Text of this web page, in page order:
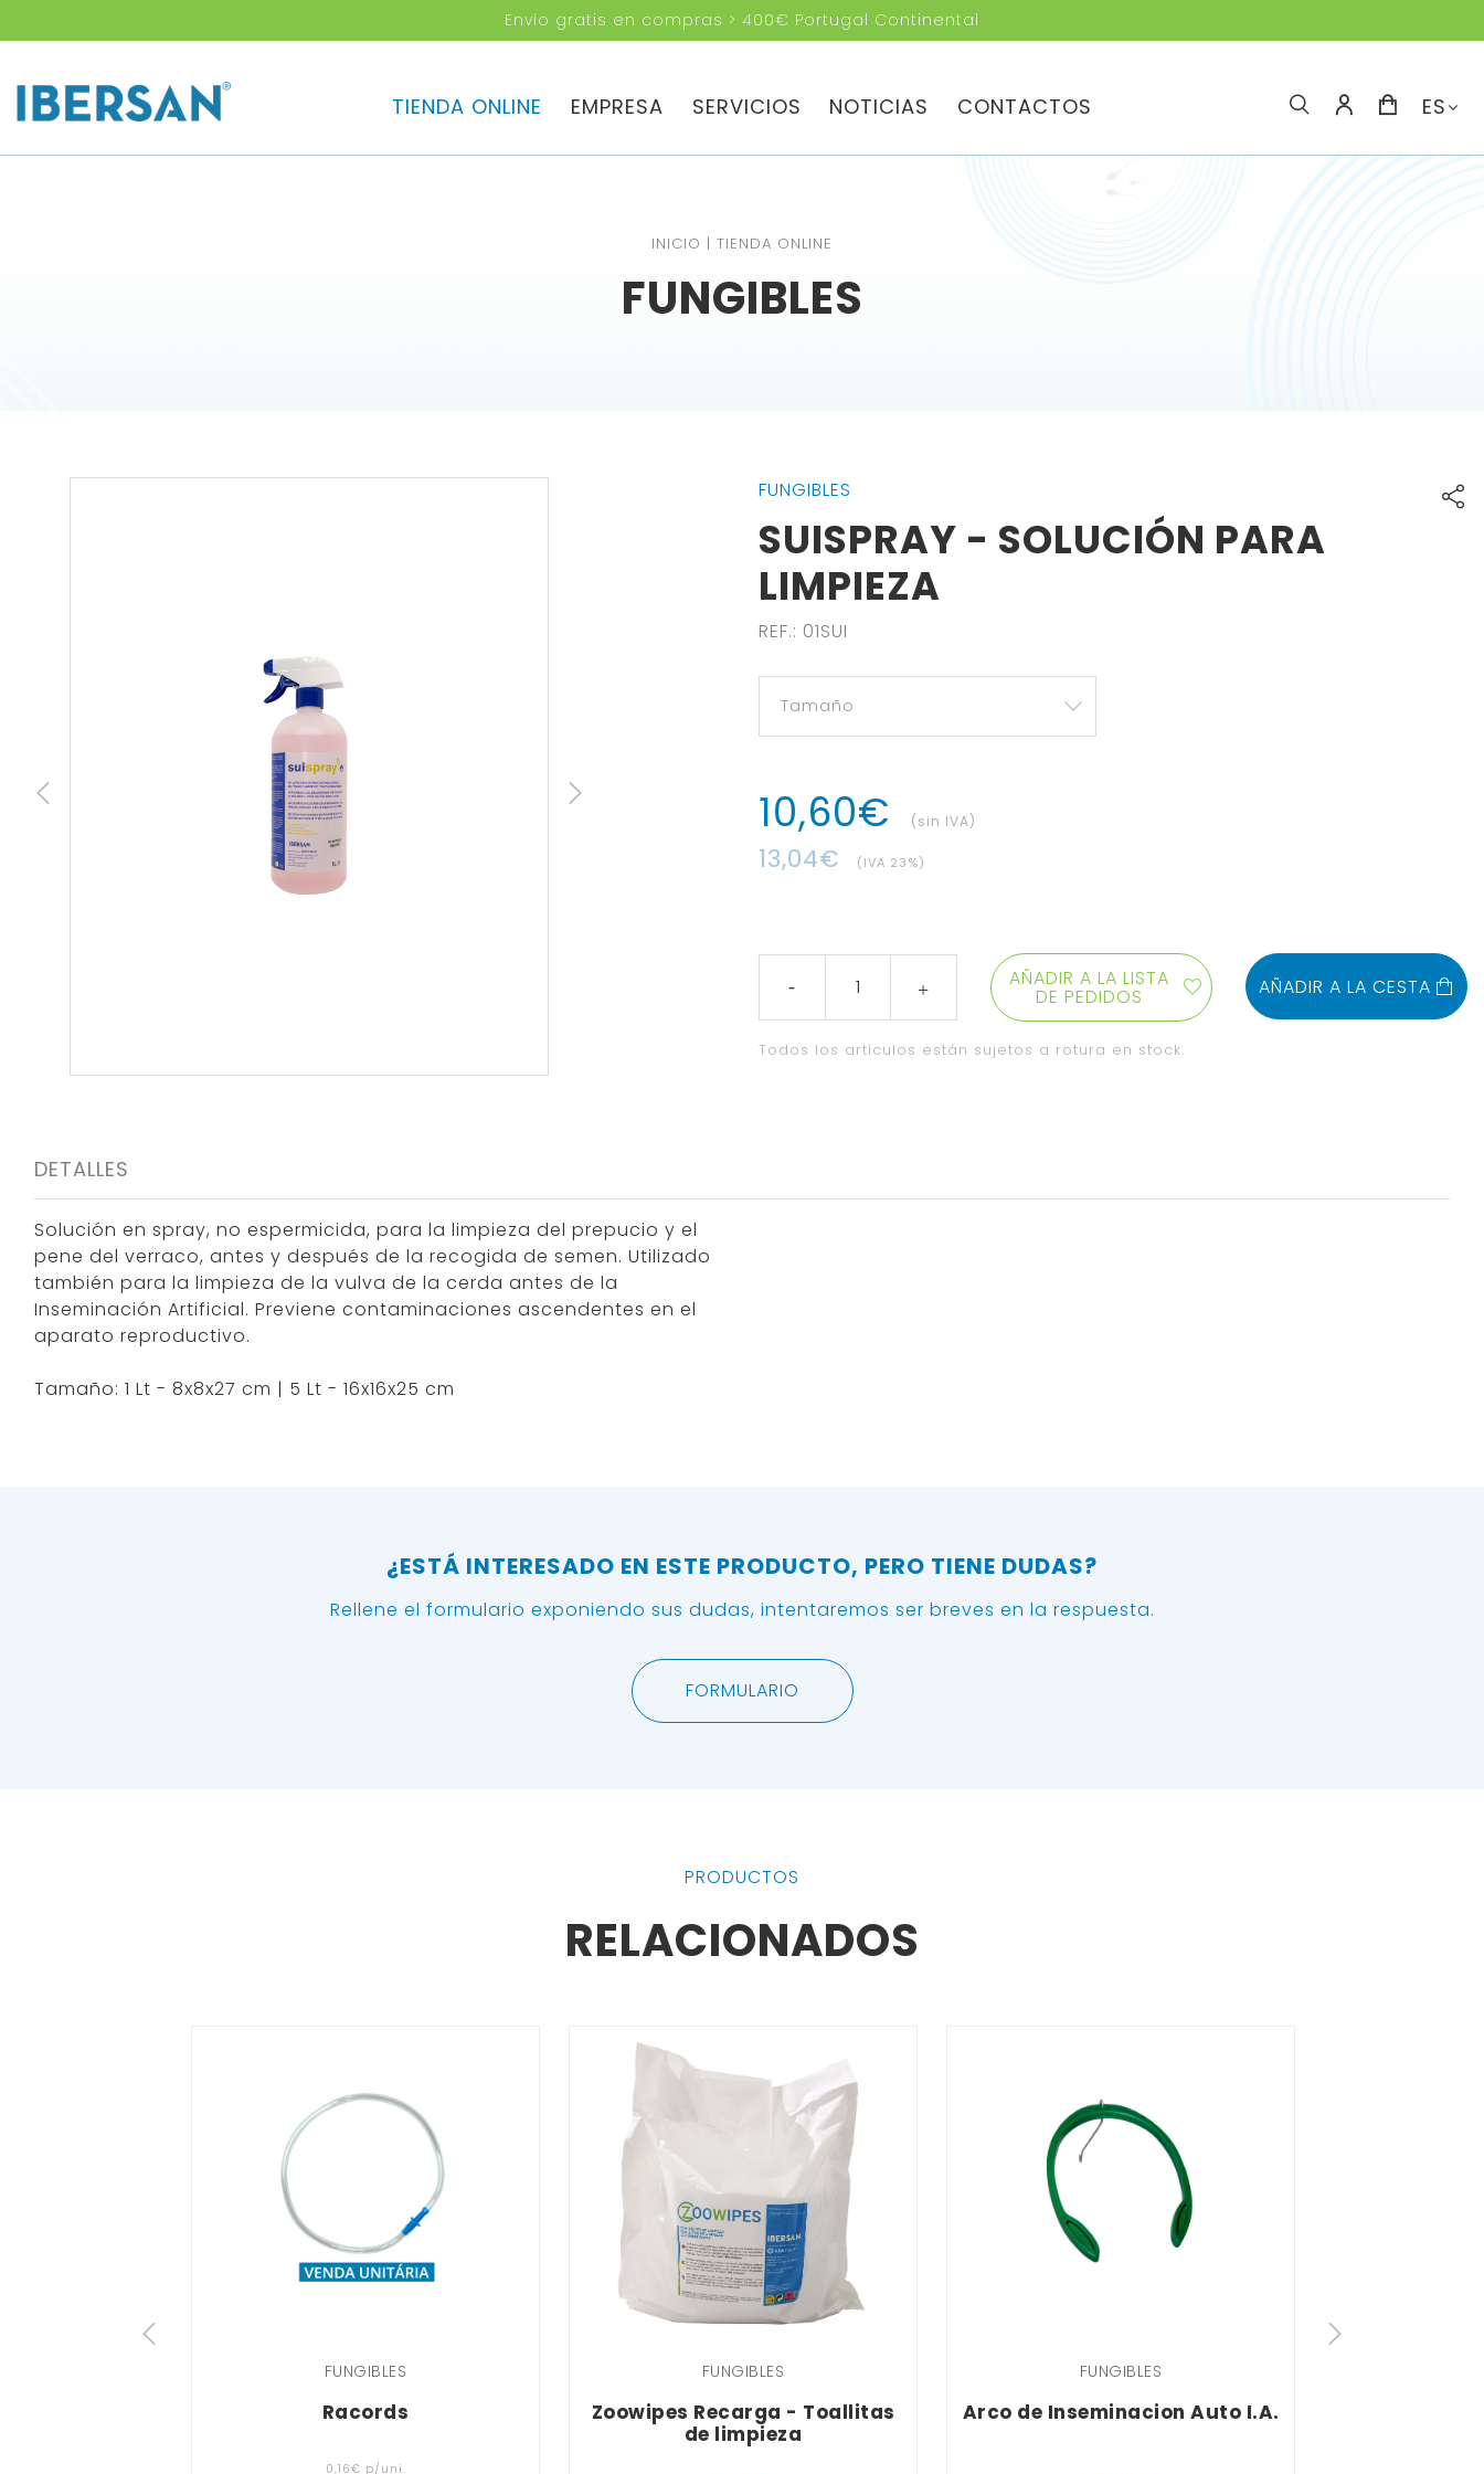
Envío gratis en compras > 400€ Portugal Continental
TIENDA ONLINE EMPRESA SERVICIOS NOTICIAS CONTACTOS ES
INICIO | TIENDA ONLINE
FUNGIBLES
FUNGIBLES
SUISPRAY - SOLUCIÓN PARA
LIMPIEZA
REF.: 01SUI
10,60€ (sin IVA)
13,04€ (IVA 23%)
AÑADIR A LA LISTA
DE PEDIDOS AÑADIR A LA CESTA
Todos los artículos están sujetos a rotura en stock.
DETALLES
Solución en spray, no espermicida, para la limpieza del prepucio y el
pene del verraco, antes y después de la recogida de semen. Utilizado
también para la limpieza de la vulva de la cerda antes de la
Inseminación Artificial. Previene contaminaciones ascendentes en el
aparato reproductivo.
Tamaño: 1 Lt - 8x8x27 cm | 5 Lt - 16x16x25 cm
¿ESTÁ INTERESADO EN ESTE PRODUCTO, PERO TIENE DUDAS?
Rellene el formulario exponiendo sus dudas, intentaremos ser breves en la respuesta.
FORMULARIO
PRODUCTOS
RELACIONADOS
FUNGIBLES
Racords
0,16€ p/uni.
FUNGIBLES
Zoowipes Recarga - Toallitas
de limpieza
FUNGIBLES
Arco de Inseminacion Auto I.A.
¿QUE BUSCAS?